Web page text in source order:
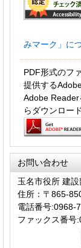
みマーク」に
PDF形式のフ
提供する
Adobe
らダウンロー
お問い合わせ
玉名市役所 建
住所：〒865-
電話番号:0968-
ファックス番号